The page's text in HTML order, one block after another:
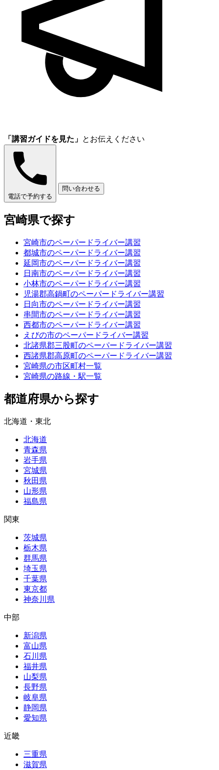
「講習ガイドを見た」 とお伝えください
電話で予約する
問い合わせる
宮崎県で探す
宮崎市のペーパードライバー講習
都城市のペーパードライバー講習
延岡市のペーパードライバー講習
日南市のペーパードライバー講習
小林市のペーパードライバー講習
児湯郡高鍋町のペーパードライバー講習
日向市のペーパードライバー講習
串間市のペーパードライバー講習
西都市のペーパードライバー講習
えびの市のペーパードライバー講習
北諸県郡三股町のペーパードライバー講習
西諸県郡高原町のペーパードライバー講習
宮崎県の市区町村一覧
宮崎県の路線・駅一覧
都道府県から探す
北海道・東北
北海道
青森県
岩手県
宮城県
秋田県
山形県
福島県
関東
茨城県
栃木県
群馬県
埼玉県
千葉県
東京都
神奈川県
中部
新潟県
富山県
石川県
福井県
山梨県
長野県
岐阜県
静岡県
愛知県
近畿
三重県
滋賀県